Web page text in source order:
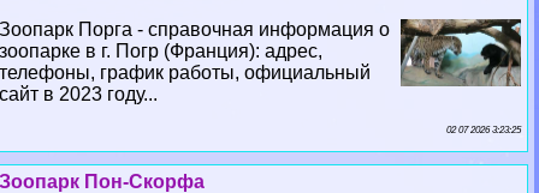
Зоопарк Порга - справочная информация о
зоопарке в г. Погр (Франция): адрес,
телефоны, график работы, официальный
сайт в 2023 году...
02 07 2026 3:23:25
Зоопарк Пон-Скорфа